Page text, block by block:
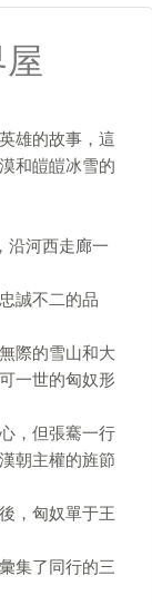
雄的故事，這
和皚皚冰雪的
沿河西走廊一
誠不二的品
際的雪山和大
一世的匈奴形
，但張騫一行
朝主權的旌節
，匈奴單于王
集了同行的三